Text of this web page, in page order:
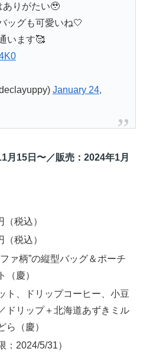
ありがたい🥹
ッグも可愛いね🤍
います🥰
January 24,
月15日〜／販売：2024年1月
税込）
税込）
ァ柄”の縦型バッグ＆ポーチ
（慶）
ト、ドリップコーヒー、小豆
ドリップ＋北海道あずきミル
ら（慶）
：2024/5/31）